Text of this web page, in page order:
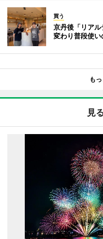
買う
京丹後「リア
変わり普段使い
も
見